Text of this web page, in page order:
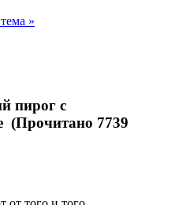
»
пирог с
(Прочитано 7739